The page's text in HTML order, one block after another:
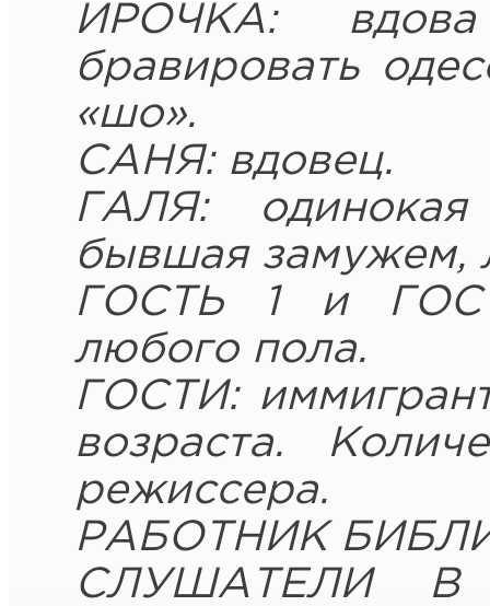
ИРОЧКА:
бравировать
«шо».
САНЯ: вдовец.
ГАЛЯ:
бывшая замужем,
ГОСТЬ 1 и
любого пола.
ГОСТИ:
возраста.
режиссера.
РАБОТНИК
СЛУШАТЕЛИ В